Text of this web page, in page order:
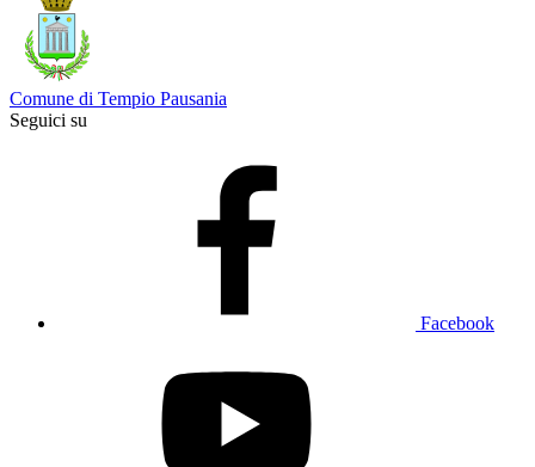
Comune di Tempio Pausania
Seguici su
Facebook